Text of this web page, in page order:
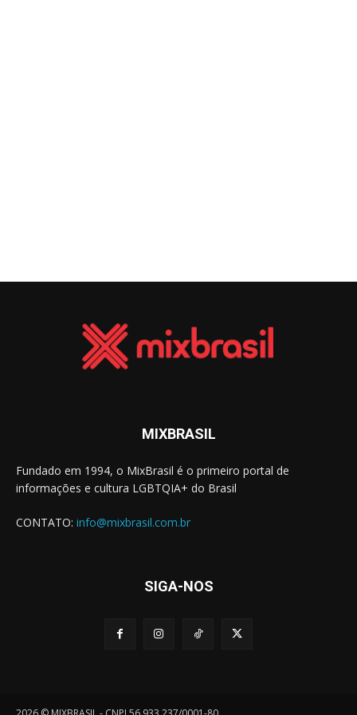
MIXBRASIL
Fundado em 1994, o MixBrasil é o primeiro portal de
informações e cultura LGBTQIA+ do Brasil
CONTATO: info@mixbrasil.com.br
SIGA-NOS